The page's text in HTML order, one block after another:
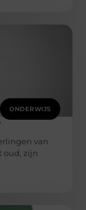
ONDERWIJS
van
oud, zijn